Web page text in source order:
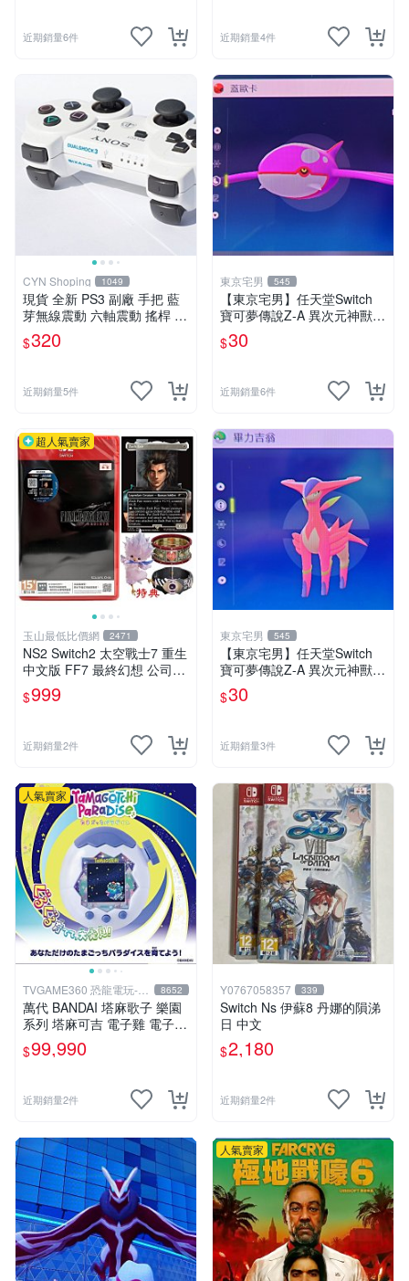
近期銷量6件 近期銷量4件
CYN Shoping 1049
現貨 全新 PS3 副廠 手把 藍
芽無線震動 六軸震動 搖桿 P
S3控制器 手柄
$320
近期銷量5件
東京宅男 545
【東京宅男】任天堂Switch
寶可夢傳說Z-A 異次元神獸
色違 蓋歐卡
$30
近期銷量6件
超人氣賣家
玉山最低比價網 2471
NS2 Switch2 太空戰士7 重生
中文版 FF7 最終幻想 公司貨
VII Rebirth
$999
近期銷量2件
東京宅男 545
【東京宅男】任天堂Switch
寶可夢傳說Z-A 異次元神獸
色違 畢力吉翁
$30
近期銷量3件
人氣賣家
TVGAME360 恐龍電玩-台
中店
8652
萬代 BANDAI 塔麻歌子 樂園
系列 塔麻可吉 電子雞 電子寵
物 極地冰雪 TAMAGOTCHI
【台中恐龍電玩】
$99,990
近期銷量2件
Y0767058357 339
Switch Ns 伊蘇8 丹娜的隕涕
日 中文
$2,180
近期銷量2件
人氣賣家